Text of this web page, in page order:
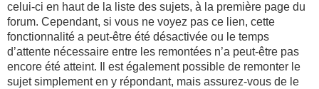
celui-ci en haut de la liste des sujets, à la première page du
forum. Cependant, si vous ne voyez pas ce lien, cette
fonctionnalité a peut-être été désactivée ou le temps
d’attente nécessaire entre les remontées n’a peut-être pas
encore été atteint. Il est également possible de remonter le
sujet simplement en y répondant, mais assurez-vous de le